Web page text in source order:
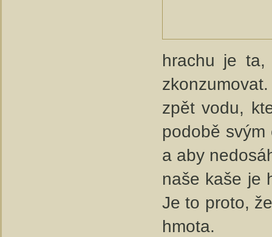
hrachu je
zpět vodu,
podobě
a aby
naše kaše je
Je to proto,
hmota.